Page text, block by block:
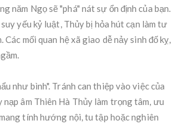
năm Ngọ sẽ "phá" nát sự ổn định của bạn.
suy yếu kỷ luật, Thủy bị hỏa hút cạn làm tư
mối quan hệ xã giao dễ nảy sinh đố kỵ,
như bình". Tránh can thiệp vào việc của
âm Thiên Hà Thủy làm trọng tâm, ưu
tính hướng nội, tu tập hoặc nghiên